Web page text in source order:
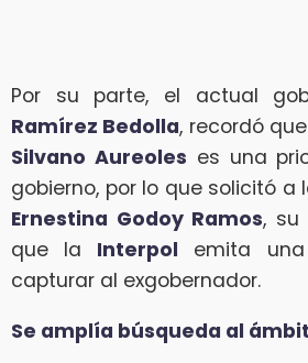
Por su parte, el actual
Ramírez Bedolla, recordó
Silvano Aureoles es una
gobierno, por lo que solicitó a
Ernestina Godoy Ramos, su
que la Interpol emita una
capturar al exgobernador.
Se amplía búsqueda al